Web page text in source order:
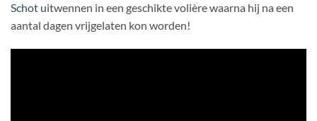
Schot uitwennen in een geschikte volière waarna hij na een
aantal dagen vrijgelaten kon worden!